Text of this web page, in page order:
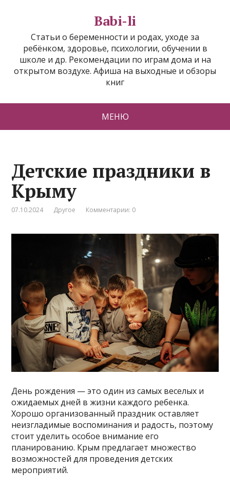
Babi-li
Статьи о беременности и родах, уходе за
ребёнком, здоровье, психологии, обучении в
школе и др. Рекомендации по играм дома и на
открытом воздухе. Афиша на выходные и обзоры
книг
МЕНЮ
Детские праздники в
Крыму
07.10.2024 Другое Комментарии: 0
День рождения — это один из самых веселых и
ожидаемых дней в жизни каждого ребенка.
Хорошо организованный праздник оставляет
неизгладимые воспоминания и радость, поэтому
стоит уделить особое внимание его
планированию. Крым предлагает множество
возможностей для проведения детских
мероприятий.